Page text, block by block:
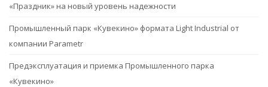
«Праздник» на новый уровень надежности
Промышленный парк «Кувекино» формата Light Industrial от
компании Parametr
Предэксплуатация и приемка Промышленного парка
«Кувекино»